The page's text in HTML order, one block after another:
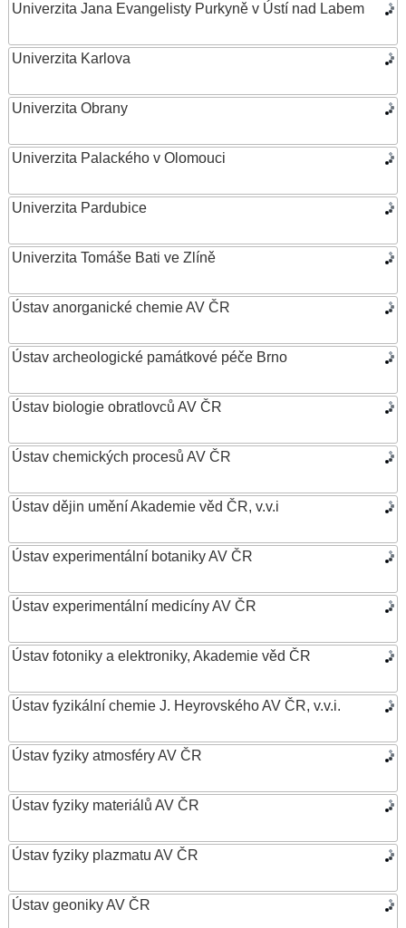
Univerzita Jana Evangelisty Purkyně v Ústí nad Labem
Univerzita Karlova
Univerzita Obrany
Univerzita Palackého v Olomouci
Univerzita Pardubice
Univerzita Tomáše Bati ve Zlíně
Ústav anorganické chemie AV ČR
Ústav archeologické památkové péče Brno
Ústav biologie obratlovců AV ČR
Ústav chemických procesů AV ČR
Ústav dějin umění Akademie věd ČR, v.v.i
Ústav experimentální botaniky AV ČR
Ústav experimentální medicíny AV ČR
Ústav fotoniky a elektroniky, Akademie věd ČR
Ústav fyzikální chemie J. Heyrovského AV ČR, v.v.i.
Ústav fyziky atmosféry AV ČR
Ústav fyziky materiálů AV ČR
Ústav fyziky plazmatu AV ČR
Ústav geoniky AV ČR